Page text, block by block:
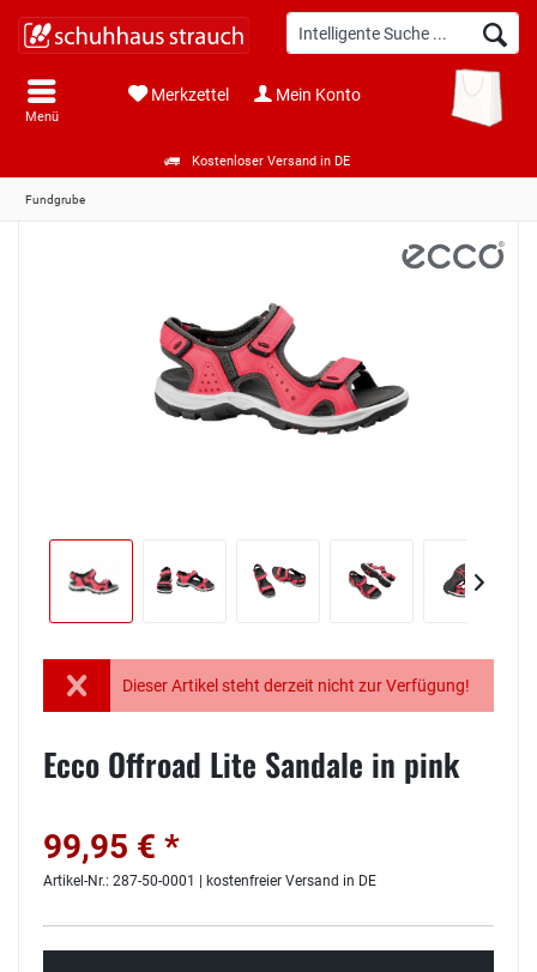
Kostenloser Versand in DE
Menü
Merkzettel Mein Konto
Fundgrube
Dieser Artikel steht derzeit nicht zur Verfügung!
Ecco Offroad Lite Sandale in pink
99,95 € *
Artikel-Nr.: 287-50-0001 | kostenfreier Versand in DE